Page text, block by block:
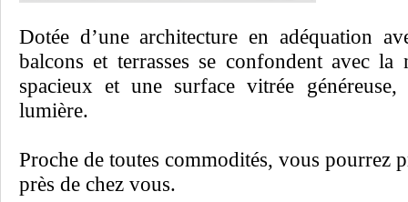
Dotée d’une architecture en adéquation
balcons et terrasses se confondent avec la
spacieux et une surface vitrée
lumière.
Proche de toutes commodités, vous pourrez
près de chez vous.